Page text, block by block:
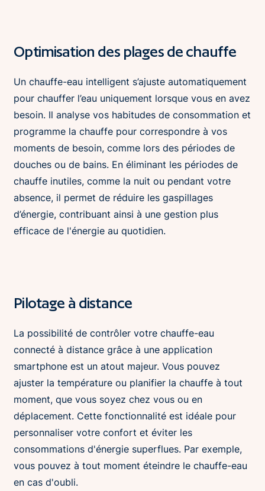
Optimisation des plages de chauffe
Un chauffe-eau intelligent s’ajuste automatiquement
pour chauffer l’eau uniquement lorsque vous en avez
besoin. Il analyse vos habitudes de consommation et
programme la chauffe pour correspondre à vos
moments de besoin, comme lors des périodes de
douches ou de bains. En éliminant les périodes de
chauffe inutiles, comme la nuit ou pendant votre
absence, il permet de réduire les gaspillages
d’énergie, contribuant ainsi à une gestion plus
efficace de l'énergie au quotidien.
Pilotage à distance
La possibilité de contrôler votre chauffe-eau
connecté à distance grâce à une application
smartphone est un atout majeur. Vous pouvez
ajuster la température ou planifier la chauffe à tout
moment, que vous soyez chez vous ou en
déplacement. Cette fonctionnalité est idéale pour
personnaliser votre confort et éviter les
consommations d'énergie superflues. Par exemple,
vous pouvez à tout moment éteindre le chauffe-eau
en cas d'oubli.